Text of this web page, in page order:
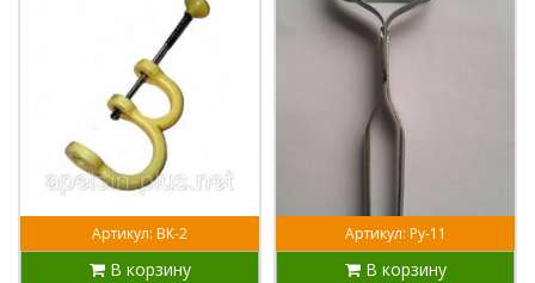
Артикул: ВК-2
В корзину
Артикул: Ру-11
В корзину